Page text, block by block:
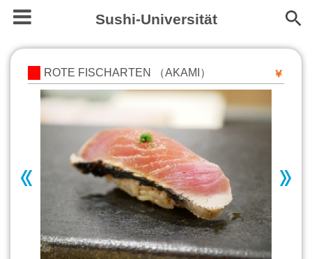
Sushi-Universität
ROTE FISCHARTEN （AKAMI）